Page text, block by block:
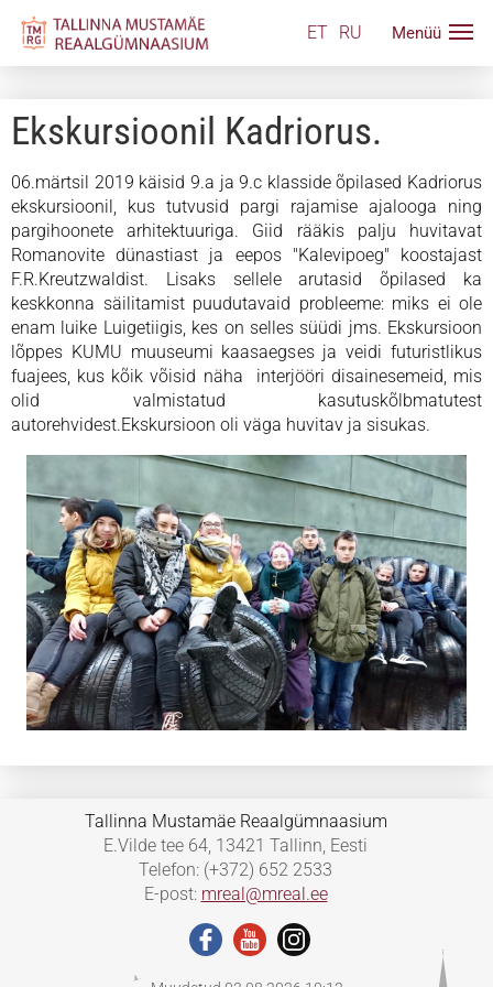
ET RU
Ekskursioonil Kadriorus.
06.märtsil 2019 käisid 9.a ja 9.c klasside õpilased Kadriorus
ekskursioonil, kus tutvusid pargi rajamise ajalooga ning
pargihoonete arhitektuuriga. Giid rääkis palju huvitavat
Romanovite dünastiast ja eepos "Kalevipoeg" koostajast
F.R.Kreutzwaldist. Lisaks sellele arutasid õpilased ka
keskkonna säilitamist puudutavaid probleeme: miks ei ole
enam luike Luigetiigis, kes on selles süüdi jms. Ekskursioon
lõppes KUMU muuseumi kaasaegses ja veidi futuristlikus
fuajees, kus kõik võisid näha interjööri disainesemeid, mis
olid valmistatud kasutuskõlbmatutest
autorehvidest.Ekskursioon oli väga huvitav ja sisukas.
Tallinna Mustamäe Reaalgümnaasium
E.Vilde tee 64, 13421 Tallinn, Eesti
Telefon: (+372) 652 2533
E-post: mreal@mreal.ee